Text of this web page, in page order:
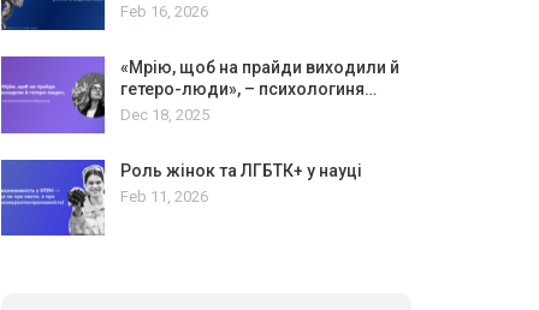
Feb 16, 2026
«Мрію, щоб на прайди виходили й
гетеро-люди», – психологиня…
Dec 18, 2025
Роль жінок та ЛГБТК+ у науці
Feb 11, 2026